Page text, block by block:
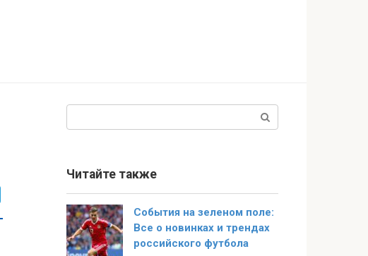
Читайте также
События на зеленом поле:
Все о новинках и трендах
российского футбола